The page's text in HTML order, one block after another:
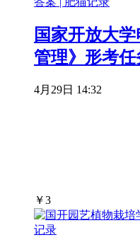
国家开放大
管理》形考任
4月29日 14:32
￥3